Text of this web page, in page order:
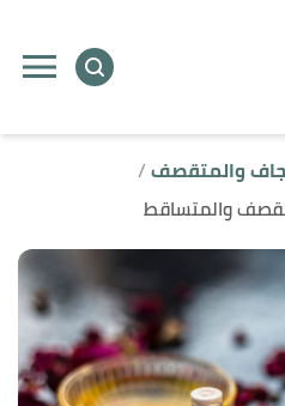
والمتقصف
والمتساقط